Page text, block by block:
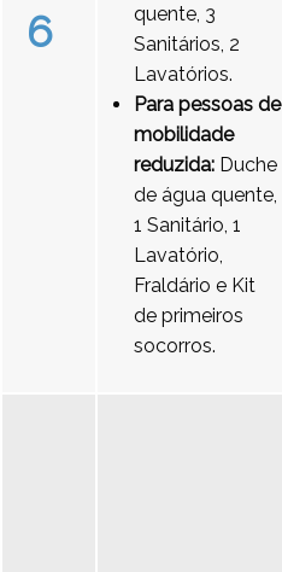
6
quente, 3
Sanitários, 2
Lavatórios.
Para pessoas de
mobilidade
reduzida: Duche
de água quente,
1 Sanitário, 1
Lavatório,
Fraldário e Kit
de primeiros
socorros.